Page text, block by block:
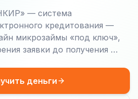
— система
кредитования —
микрозаймы «под ключ»,
заявки до получения …
деньги